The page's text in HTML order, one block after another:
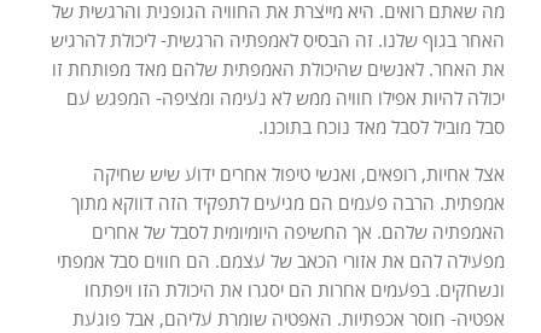
מה שאתם רואים. היא מייצרת את החוויה הגופנית והרגשית של
האחר בגוף שלנו. זה הבסיס לאמפתיה הרגשית- ליכולת להרגיש
את האחר. לאנשים שהיכולת האמפתית שלהם מאד מפותחת זו
יכולה להיות אפילו חוויה ממש לא נעימה ומציפה- המפגש עם
סבל מוביל לסבל מאד נוכח בתוכנו.
אצל אחיות, רופאים, ואנשי טיפול אחרים ידוע שיש שחיקה
אמפתית. הרבה פעמים הם מגיעים לתפקיד הזה דווקא מתוך
האמפתיה שלהם. אך החשיפה היומיומית לסבל של אחרים
מפעילה להם את אזורי הכאב של עצמם. הם חווים סבל אמפתי
ונשחקים. בפעמים אחרות הם יסגרו את היכולת הזו ויפתחו
אפטיה- חוסר אכפתיות. האפטיה שומרת עליהם, אבל פוגעת